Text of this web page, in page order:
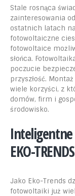
Stale rosnąca
zainteresowania
ostatnich latach
fotowoltaiczne
fotowoltaice
słońca.
poczucie
przyszłość.
wiele korzyści, z
domów, firm i
środowisko.
EKO-TRENDS
Jako Eko-Trends
fotowoltaiki już